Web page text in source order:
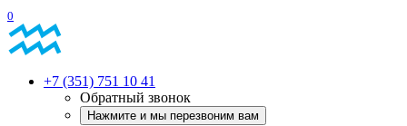
0
+7 (351) 751 10 41
Обратный звонок
Нажмите и мы перезвоним вам